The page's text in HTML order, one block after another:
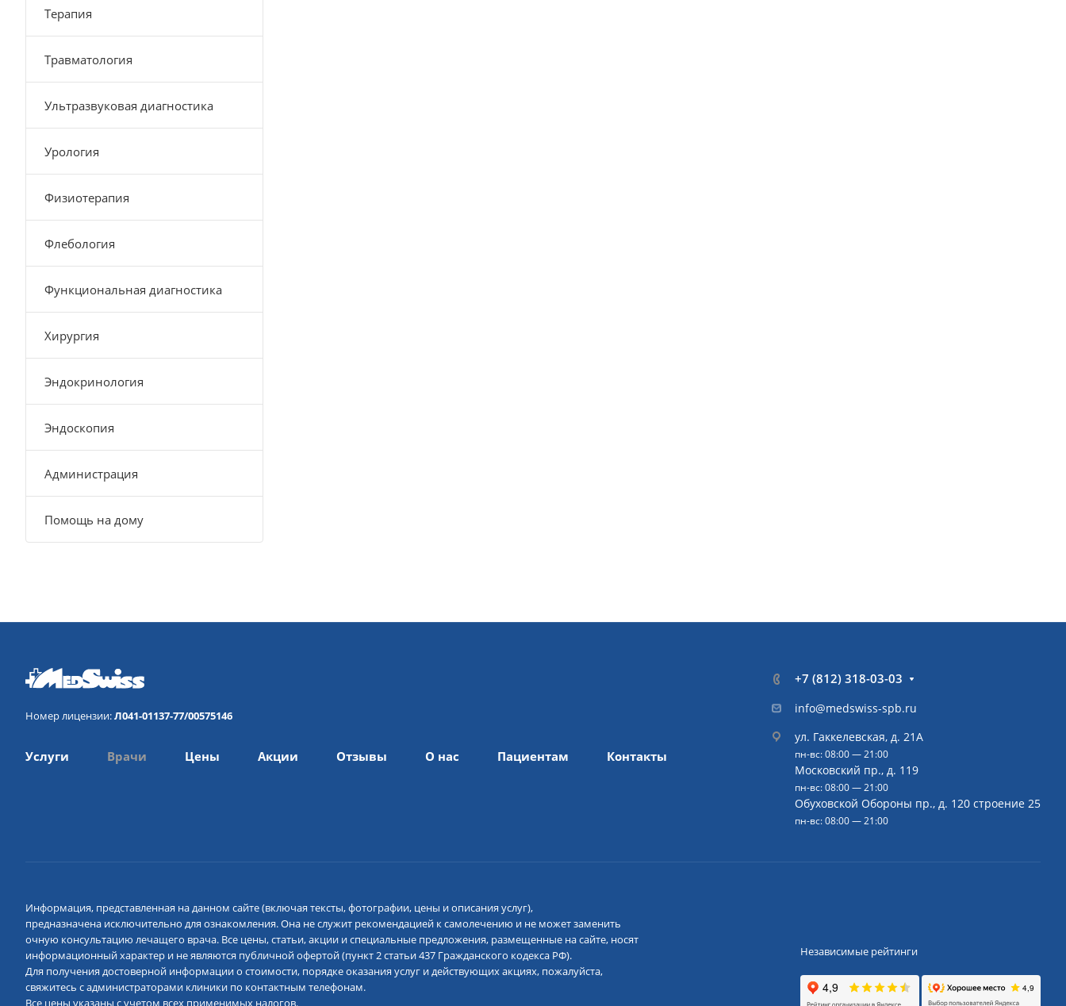
Терапия
Травматология
Ультразвуковая диагностика
Урология
Физиотерапия
Флебология
Функциональная диагностика
Хирургия
Эндокринология
Эндоскопия
Администрация
Помощь на дому
Номер лицензии:Л041-01137-77/00575146
Услуги Врачи Цены Акции Отзывы О нас Пациентам Контакты
+7 (812) 318-03-03
info@medswiss-spb.ru
ул. Гаккелевская, д. 21А
пн-вс: 08:00 — 21:00
Московский пр., д. 119
пн-вс: 08:00 — 21:00
Обуховской Обороны пр., д. 120 строение 25
пн-вс: 08:00 — 21:00
Информация, представленная на данном сайте (включая тексты, фотографии, цены и описания услуг),
предназначена исключительно для ознакомления. Она не служит рекомендацией к самолечению и не может заменить
очную консультацию лечащего врача. Все цены, статьи, акции и специальные предложения, размещенные на сайте, носят
информационный характер и не являются публичной офертой (пункт 2 статьи 437 Гражданского кодекса РФ).
Для получения достоверной информации о стоимости, порядке оказания услуг и действующих акциях, пожалуйста,
свяжитесь с администраторами клиники по контактным телефонам.
Все цены указаны с учетом всех применимых налогов.
Независимые рейтинги